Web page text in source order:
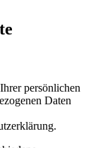
persönlichen
Daten